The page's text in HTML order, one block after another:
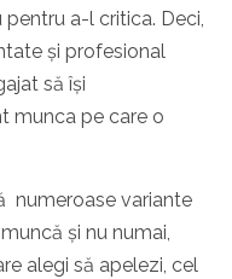
a-l critica. Deci,
și profesional
să își
munca pe care o
numeroase variante
și nu numai,
alegi să apelezi, cel